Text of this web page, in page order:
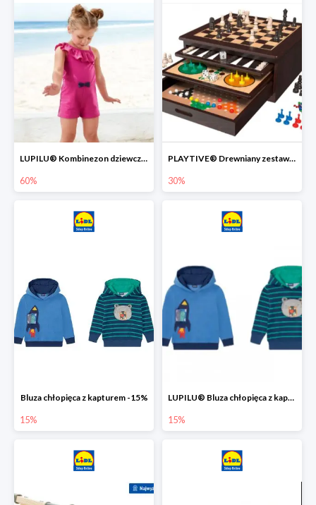
LUPILU® Kombinezon dziewczęcy z bawełny
60%
PLAYTIVE® Drewniany zestaw gier 10 w 1
30%
Bluza chłopięca z kapturem -15%
15%
LUPILU® Bluza chłopięca z kapturem
15%